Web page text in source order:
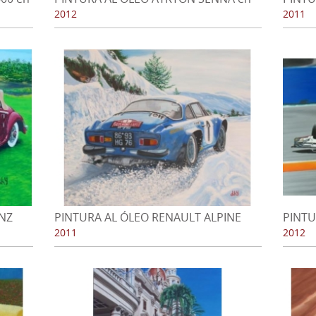
G.P. San Marino 1994
2012
RSR
2011
PINTURA AL ÓLEO RENAULT ALPINE
A110 en Rallye de Montecarlo 1973
2011
2012
2012